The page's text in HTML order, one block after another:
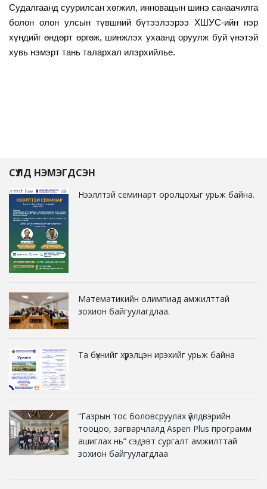
Судалгаанд суурилсан хөгжил, инновацын шинэ санаачилга
болон олон улсын түвшний бүтээлээрээ ХШУС-ийн нэр
хүндийг өндөрт өргөж, шинжлэх ухаанд оруулж буй үнэтэй
хувь нэмэрт тань талархал илэрхийлье.
СҮҮЛД НЭМЭГДСЭН
Нээллтэй семинарт оролцохыг урьж байна.
Математикийн олимпиад амжилттай
зохион байгуулагдлаа.
Та бүхнийг хүрэлцэн ирэхийг урьж байна
“Газрын тос боловсруулах үйлдвэрийн
тооцоо, загварчлалд Aspen Plus программ
ашиглах нь” сэдэвт сургалт амжилттай
зохион байгуулагдлаа